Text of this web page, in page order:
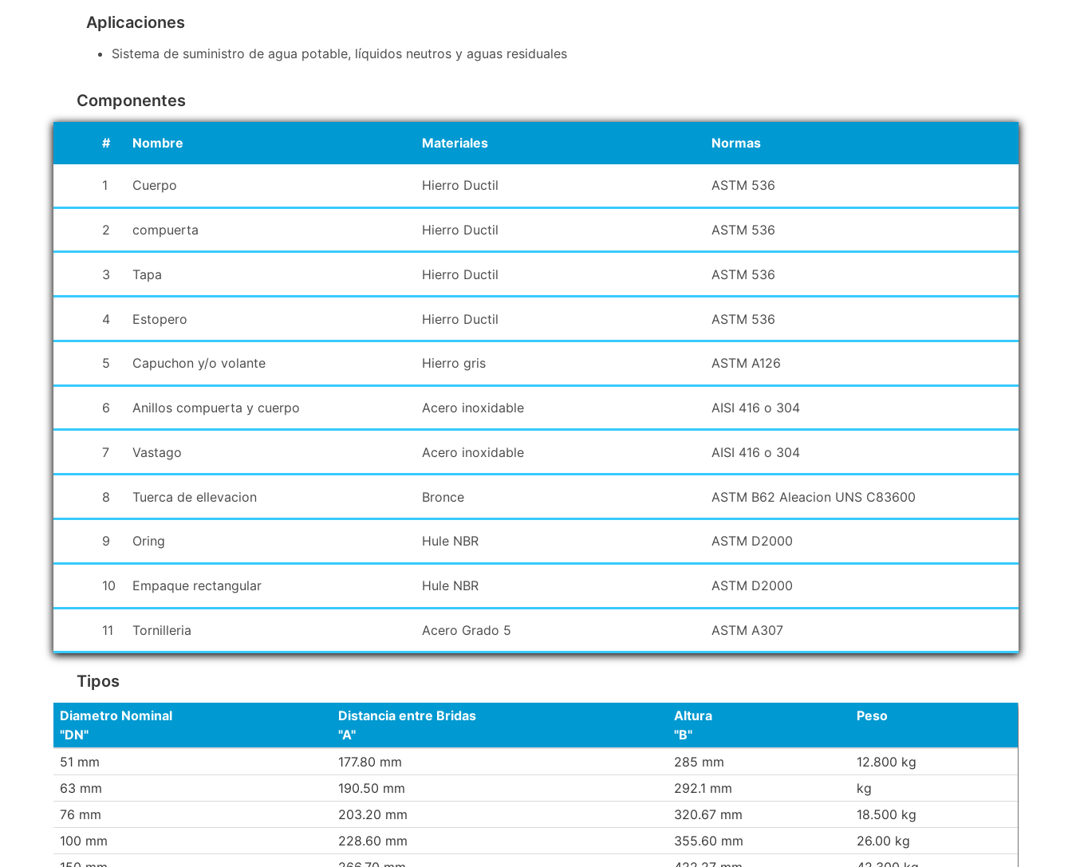
Aplicaciones
Sistema de suministro de agua potable, líquidos neutros y aguas residuales
Componentes
# Nombre Materiales Normas
1 Cuerpo Hierro Ductil ASTM 536
2 compuerta Hierro Ductil ASTM 536
3 Tapa Hierro Ductil ASTM 536
4 Estopero Hierro Ductil ASTM 536
5 Capuchon y/o volante Hierro gris ASTM A126
6 Anillos compuerta y cuerpo Acero inoxidable AISI 416 o 304
7 Vastago Acero inoxidable AISI 416 o 304
8 Tuerca de ellevacion Bronce ASTM B62 Aleacion UNS C83600
9 Oring Hule NBR ASTM D2000
10 Empaque rectangular Hule NBR ASTM D2000
11 Tornilleria Acero Grado 5 ASTM A307
Tipos
Diametro Nominal
"DN"
Distancia entre Bridas
"A"
Altura
"B"
Peso
51 mm 177.80 mm 285 mm
12.800 kg
63 mm
190.50 mm 292.1 mm
kg
76 mm
203.20 mm 320.67 mm
18.500 kg
100 mm
228.60 mm 355.60 mm
26.00 kg